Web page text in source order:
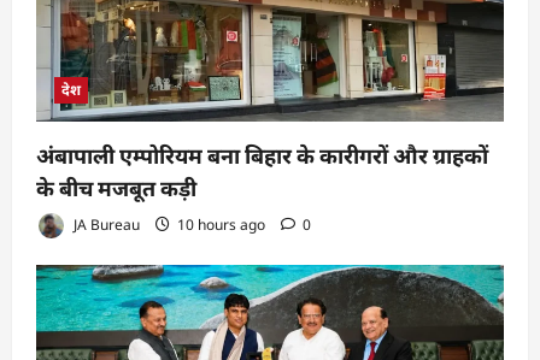
देश
अंबापाली एम्पोरियम बना बिहार के कारीगरों और ग्राहकों
के बीच मजबूत कड़ी
JA Bureau 10 hours ago 0